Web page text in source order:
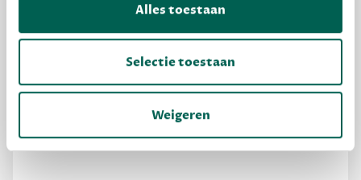
Alles toestaan
Selectie toestaan
Weigeren
MAAK GRATIS KENNIS
Dewey Free
Krijg boekentips, persoonlijk voor jou en je